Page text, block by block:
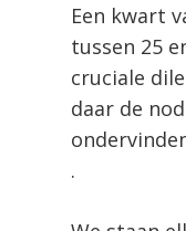
Een kwart
tussen 25
cruciale
daar de
.